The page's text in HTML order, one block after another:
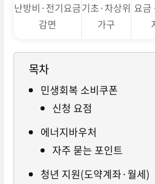
난방비·전기요금
감면
기초·차상위
가구
요금
목차
민생회복 소비쿠폰
신청 요점
에너지바우처
자주 묻는 포인트
청년 지원(도약계좌·월세)